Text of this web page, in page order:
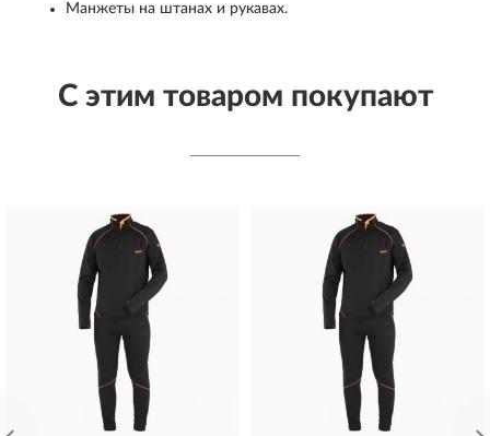
Манжеты на штанах и рукавах.
С этим товаром покупают